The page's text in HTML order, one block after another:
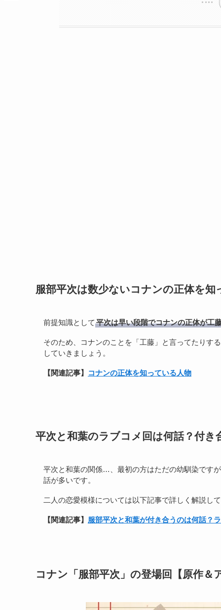
服部平次は数少ないコナンの正体を知
前提知識として 平次は早い段階でコナンの正体が工
そのため、コナンのことを「工藤」と言ってたりす
していきましょう。
【関連記事】 コナンの正体を知っている人物
平次と和葉のラブコメ回は何話？付き
平次と和葉の関係…、最初の方はただの幼馴染です
話が多いです。
二人の恋愛模様については以下記事で詳しく解説し
【関連記事】 服部平次と和葉が付き合うのは何話？
コナン「服部平次」の登場回【原作＆